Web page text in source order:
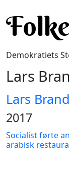
Demokratiets
Lars
Lars
2017
Socialist førte
arabisk